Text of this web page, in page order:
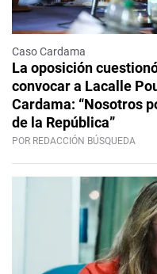
Caso Cardama
La oposición
convocar a Lacalle
Cardama: “Nosotros
de la República”
POR REDACCIÓN BÚSQUEDA